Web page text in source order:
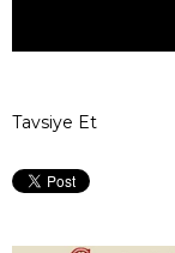
Tavsiye Et